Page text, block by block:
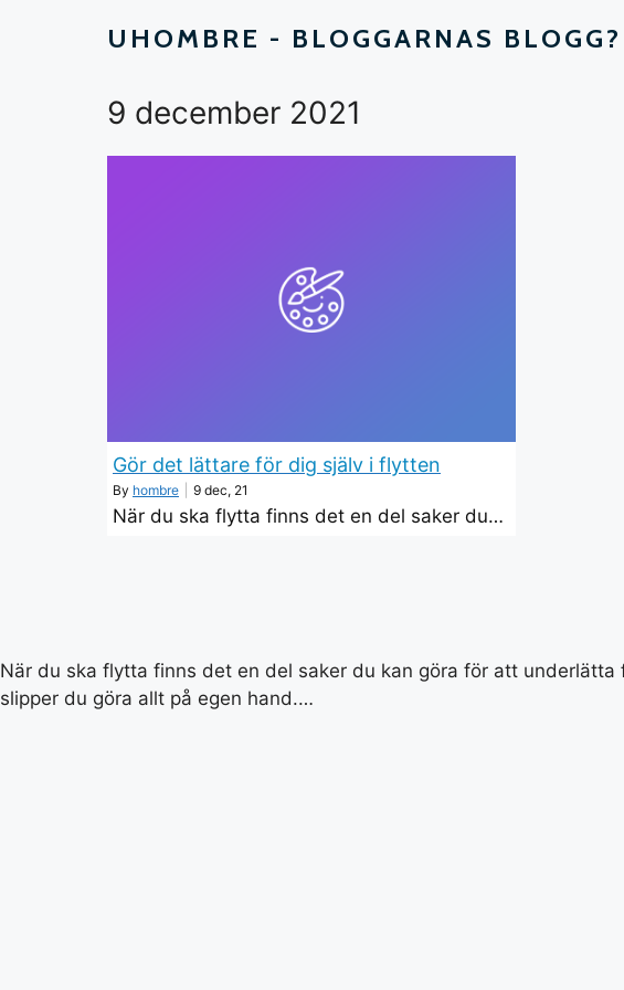
UHOMBRE - BLOGGARNAS BLOGG?
9 december 2021
Gör det lättare för dig själv i flytten
By hombre 9 dec, 21
När du ska flytta finns det en del saker du…
När du ska flytta finns det en del saker du kan göra för att
slipper du göra allt på egen hand.…